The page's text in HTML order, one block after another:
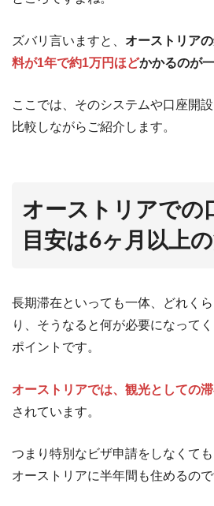
ズバリ言いますと、 オーストリア
料が1年で約1万円ほどかかるのが
ここでは、そのシステムや口座開
比較しながらご紹介します。
オーストリアでの
目安は6ヶ月以上
長期滞在といっても一体、どれく
り、そうなると何が必要になって
ポイントです。
オーストリアでは、観光としての
されています。
つまり特別なビザ申請をしなくて
オーストリアに半年間も住めるので